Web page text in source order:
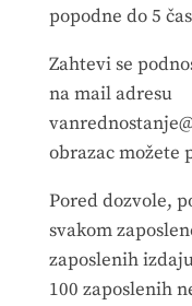
popodne do 5
Zahtevi se
na mail adresu
obrazac možete
Pored dozvole,
svakom
zaposlenih
100 zaposlenih